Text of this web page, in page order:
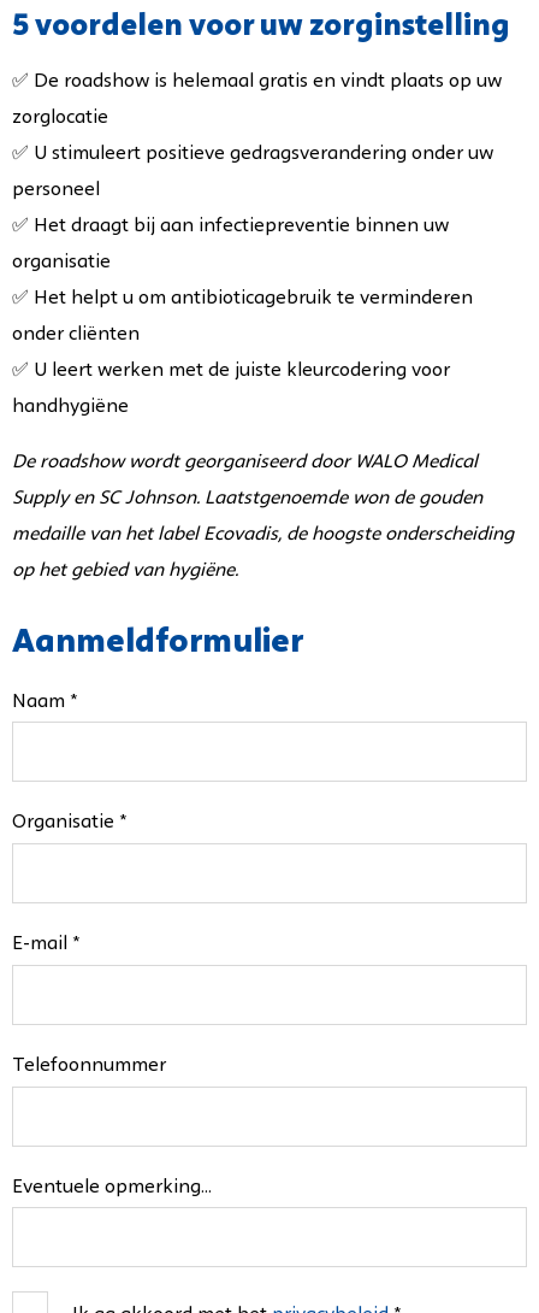
5 voordelen voor uw zorginstelling
✅ De roadshow is helemaal gratis en vindt plaats op uw
zorglocatie
✅ U stimuleert positieve gedragsverandering onder uw
personeel
✅ Het draagt bij aan infectiepreventie binnen uw
organisatie
✅ Het helpt u om antibioticagebruik te verminderen
onder cliënten
✅ U leert werken met de juiste kleurcodering voor
handhygiëne
De roadshow wordt georganiseerd door WALO Medical
Supply en SC Johnson. Laatstgenoemde won de gouden
medaille van het label Ecovadis, de hoogste onderscheiding
op het gebied van hygiëne.
Aanmeldformulier
Naam *
Organisatie *
E-mail *
Telefoonnummer
Eventuele opmerking...